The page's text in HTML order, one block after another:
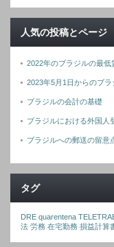
人気の投稿とページ
2022年のブラジルの最低
2023年5月1日からのブ
ブラジルの会計の基礎
ブラジルにおける外国人
ブラジルへの郵送の留意
タグ
DRE quarentena
法 労務 在宅勤務 損益計算